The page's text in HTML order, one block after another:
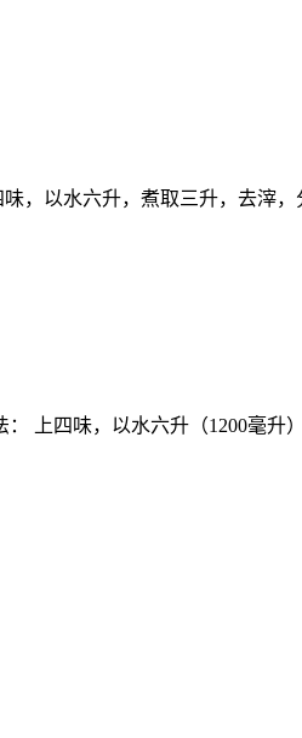
，以水六升，煮取三升，去滓
上四味，以水六升（1200毫升